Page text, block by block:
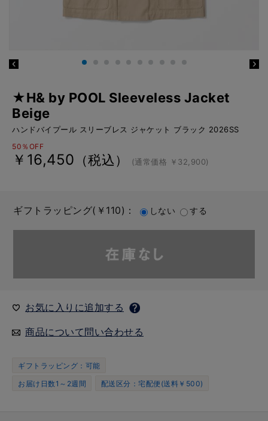
★H& by POOL Sleeveless Jacket
Beige
ハンドバイプール スリーブレス ジャケット ブラック 2026SS
50％OFF
￥16,450 （税込） (通常価格 ￥32,900)
ギフトラッピング(￥110)： しない する
お気に入りに追加する
商品について問い合わせる
ギフトラッピング：可能
お届け日数1～2週間
配送区分：宅配便(送料￥500)